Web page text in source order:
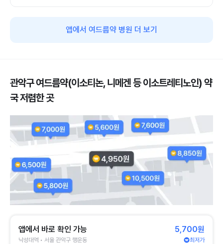
앱에서 여드름약 병원 더 보기
관악구 여드름약(이소티논, 니메겐 등 이소트레티노인) 약
국 저렴한 곳
앱에서 바로 확인 가능
낙성대역 • 서울 관악구 행운동
5,700원
최저가